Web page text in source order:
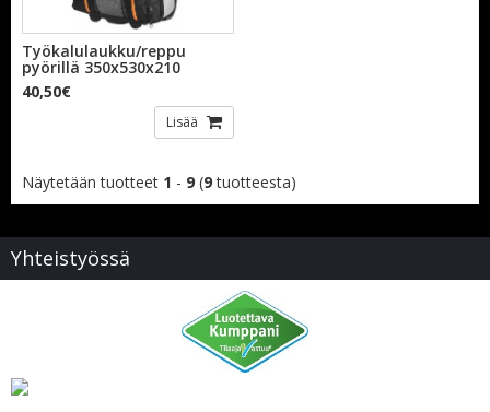
Työkalulaukku/reppu
pyörillä 350x530x210
40,50€
Lisää
Näytetään tuotteet 1 - 9 (9tuotteesta)
Yhteistyössä